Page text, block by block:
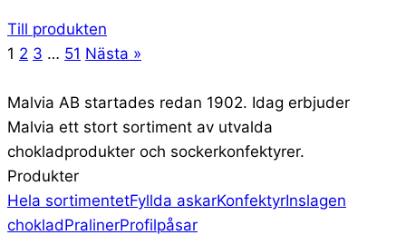
Till produkten
1 2 3 … 51 Nästa »
Malvia AB startades redan 1902. Idag erbjuder
Malvia ett stort sortiment av utvalda
chokladprodukter och sockerkonfektyrer.
Produkter
Hela sortimentetFyllda askarKonfektyrInslagen
chokladPralinerProfilpåsar